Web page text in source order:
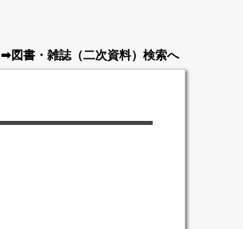
➡図書・雑誌（二次資料） 検索へ